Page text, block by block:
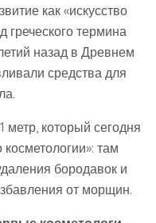
как «искусство
термина
назад в Древнем
средства для
который сегодня
там
бородавок и
от морщин.